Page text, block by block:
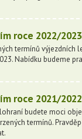
roce 2022/2023
termínů výjezdních
Nabídku budeme
roce 2021/2022
budete moci
termínů.